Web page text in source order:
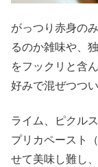
がっつり赤身の
るのか雑味や、
をフックリと含
好みで混ぜつつ
ライム、ピクル
プリカペースト
せて美味し難し